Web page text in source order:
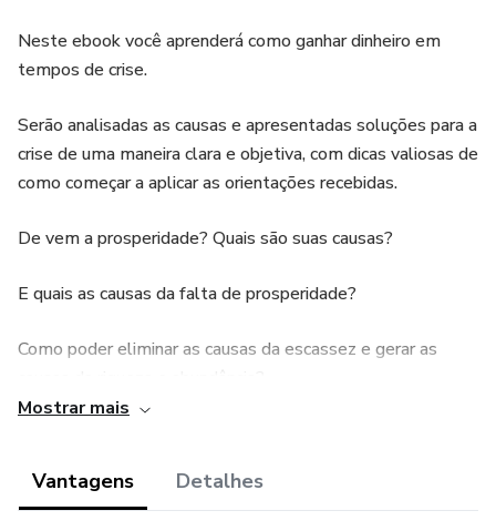
Neste ebook você aprenderá como ganhar dinheiro em
tempos de crise.
Serão analisadas as causas e apresentadas soluções para a
crise de uma maneira clara e objetiva, com dicas valiosas de
como começar a aplicar as orientações recebidas.
De vem a prosperidade? Quais são suas causas?
E quais as causas da falta de prosperidade?
Como poder eliminar as causas da escassez e gerar as
Altamente recomendado! Os resultados podem variar de
Mostrar mais
Vantagens Detalhes